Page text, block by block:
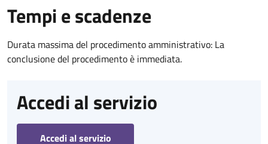
Tempi e scadenze
Durata massima del procedimento amministrativo: La
conclusione del procedimento è immediata.
Accedi al servizio
Accedi al servizio